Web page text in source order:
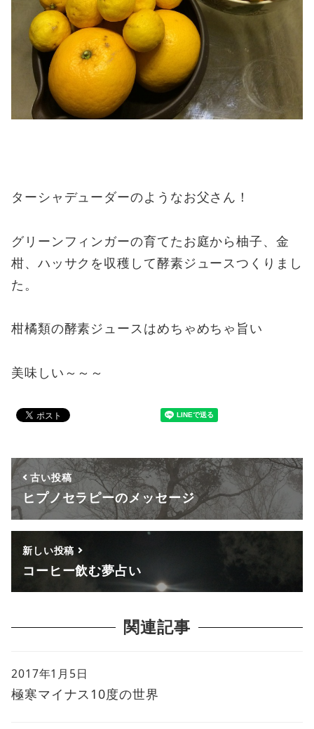
ターシャデューダーのようなお父さん！
グリーンフィンガーの育てたお庭から柚子、金
柑、ハッサクを収穫して酵素ジュースつくりまし
た。
柑橘類の酵素ジュースはめちゃめちゃ旨い
美味しい～～～
古い投稿
ヒプノセラピーのメッセージ
新しい投稿
コーヒー飲む夢占い
関連記事
極寒マイナス10度の世界
2017年1月5日